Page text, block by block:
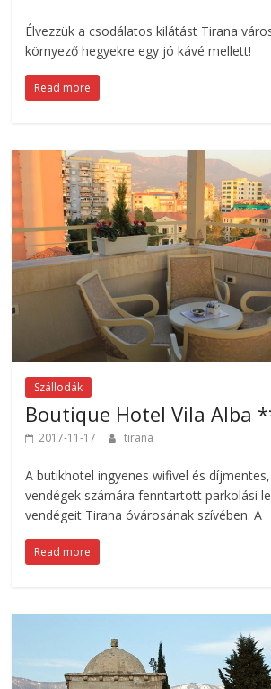
Élvezzük a csodálatos kilátást Tirana
környező hegyekre egy jó kávé mellett!
Read more
Szállodák
Boutique Hotel Vila Alba
2017-11-17 tirana
A butikhotel ingyenes wifivel és
vendégek számára fenntartott parkolási
vendégeit Tirana óvárosának szívében. A
Read more